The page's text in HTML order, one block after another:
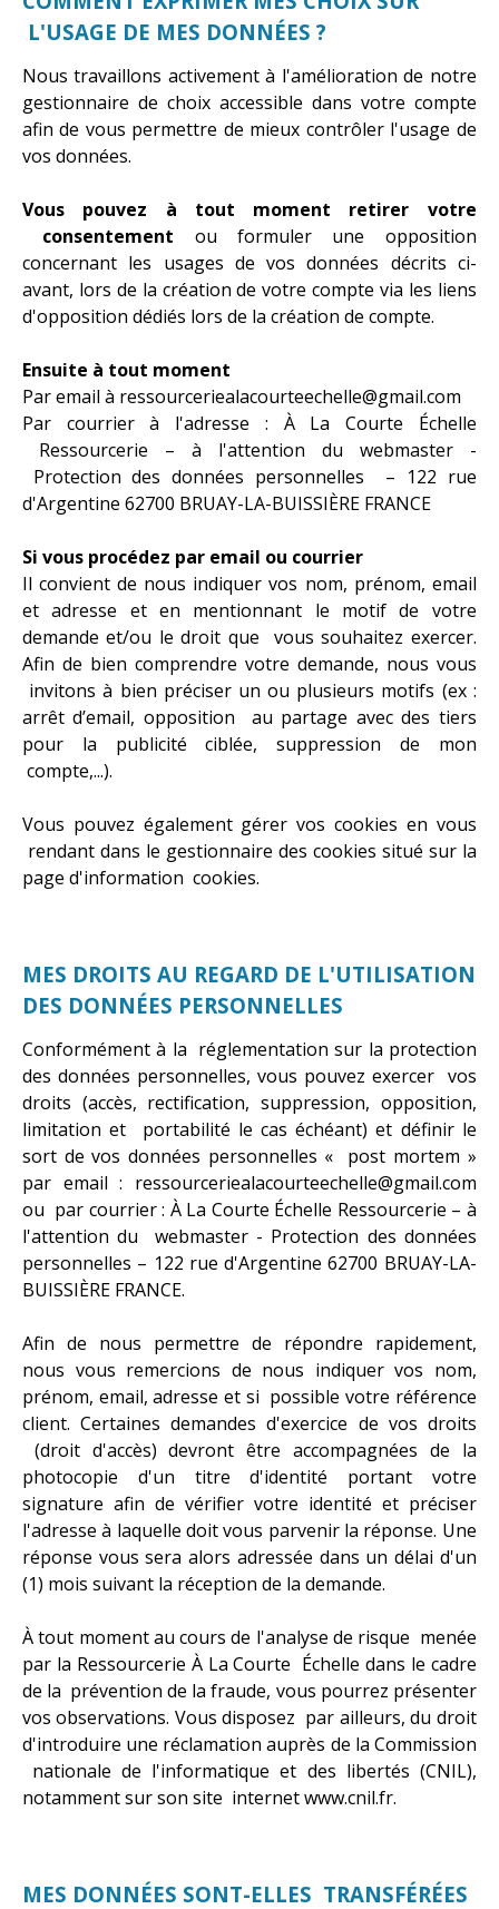
L'USAGE DE MES DONNÉES ?
Nous travaillons activement à l'amélioration de notre
gestionnaire de choix accessible dans votre compte
afin de vous permettre de mieux contrôler l'usage de
vos données.
Vous pouvez à tout moment retirer votre
consentement ou formuler une opposition
concernant les usages de vos données décrits ci-
avant, lors de la création de votre compte via les liens
d'opposition dédiés lors de la création de compte.
Ensuite à tout moment
Par email à ressourceriealacourteechelle@gmail.com
Par courrier à l'adresse : À La Courte Échelle
Ressourcerie – à l'attention du webmaster -
Protection des données personnelles – 122 rue
d'Argentine 62700 BRUAY-LA-BUISSIÈRE FRANCE
Si vous procédez par email ou courrier
Il convient de nous indiquer vos nom, prénom, email
et adresse et en mentionnant le motif de votre
demande et/ou le droit que vous souhaitez exercer.
Afin de bien comprendre votre demande, nous vous
invitons à bien préciser un ou plusieurs motifs (ex :
arrêt d’email, opposition au partage avec des tiers
pour la publicité ciblée, suppression de mon
compte,...).
Vous pouvez également gérer vos cookies en vous
rendant dans le gestionnaire des cookies situé sur la
page d'information cookies.
MES DROITS AU REGARD DE L'UTILISATION
DES DONNÉES PERSONNELLES
Conformément à la réglementation sur la protection
des données personnelles, vous pouvez exercer vos
droits (accès, rectification, suppression, opposition,
limitation et portabilité le cas échéant) et définir le
sort de vos données personnelles « post mortem »
par email : ressourceriealacourteechelle@gmail.com
ou par courrier : À La Courte Échelle Ressourcerie – à
l'attention du webmaster - Protection des données
personnelles – 122 rue d'Argentine 62700 BRUAY-LA-
BUISSIÈRE FRANCE.
Afin de nous permettre de répondre rapidement,
nous vous remercions de nous indiquer vos nom,
prénom, email, adresse et si possible votre référence
client. Certaines demandes d'exercice de vos droits
(droit d'accès) devront être accompagnées de la
photocopie d'un titre d'identité portant votre
signature afin de vérifier votre identité et préciser
l'adresse à laquelle doit vous parvenir la réponse. Une
réponse vous sera alors adressée dans un délai d'un
(1) mois suivant la réception de la demande.
À tout moment au cours de l'analyse de risque menée
par la Ressourcerie À La Courte Échelle dans le cadre
de la prévention de la fraude, vous pourrez présenter
vos observations. Vous disposez par ailleurs, du droit
d'introduire une réclamation auprès de la Commission
nationale de l'informatique et des libertés (CNIL),
notamment sur son site internet www.cnil.fr.
MES DONNÉES SONT-ELLES TRANSFÉRÉES